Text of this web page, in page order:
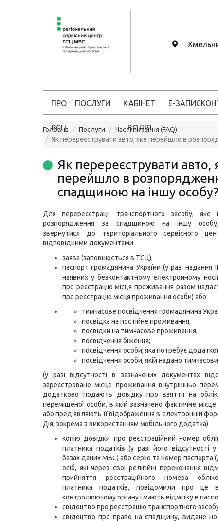
ПРО
РСЦ
ПОСЛУГИ КАБІНЕТ
ВОДІЯ
Е-ЗАПИС
Головна Послуги
Часті питання (FAQ)
Як перереєструвати авто, яке перейшло в
Як перереєструвати авто,
перейшло в
спадщиною на іншу особу?
Для перереєстрації транспортного засобу,
розпорядження за спадщиною на іншу
звернутися до територіального сервісного
відповідними документами:
заява (заповнюється в ТСЦ);
паспорт громадянина України (у разі надання
наявних у безконтактному електронному
про реєстрацію місця проживання разом
про реєстрацію місця проживання особи) або:
тимчасове посвідчення громадянина
посвідка на постійне проживання;
посвідки на тимчасове проживання;
посвідчення біженця;
посвідчення особи, яка потребує
посвідчення особи, якій надано
(у разі відсутності в зазначених документах
зареєстроване місце проживання внутрішньо
додатково подають довідку про взяття на
переміщеної особи, в якій зазначено фактичне
або пред’являють її відображення в електронній
Дія, зокрема з використанням мобільного додатка)
копію довідки про реєстраційний номер
платника податків (у разі його відсутності у
базах даних МВС) або серію та номер паспорта
осіб, які через свої релігійні переконання
прийняття реєстраційного номера
платника податків, повідомили про це
контролюючому органу і мають відмітку в
свідоцтво про реєстрацію транспортного
свідоцтво про право на спадщину, видане